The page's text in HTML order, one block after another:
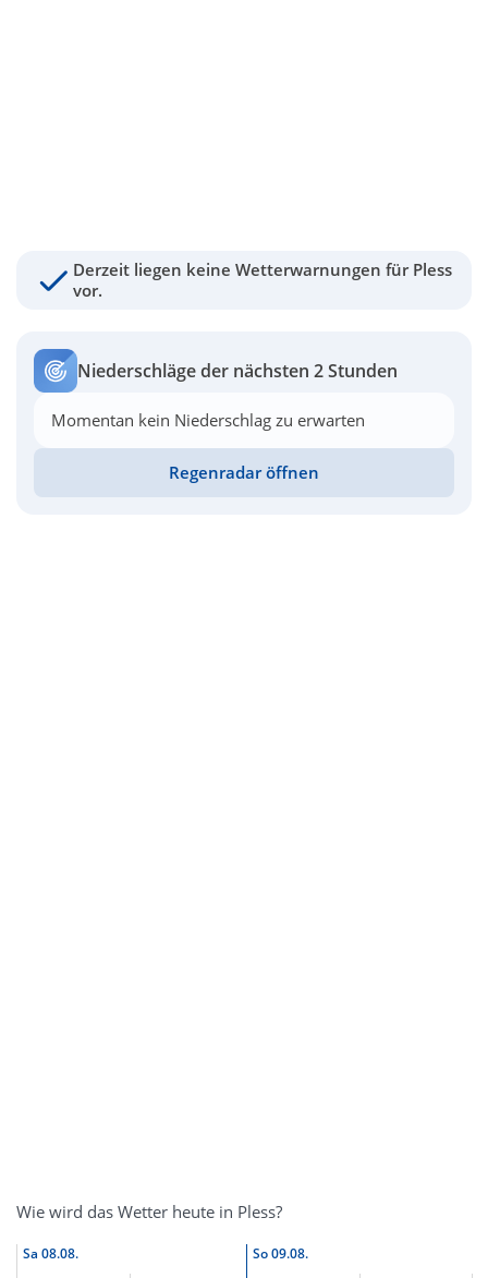
Derzeit liegen keine Wetterwarnungen für Pless
vor.
Niederschläge der nächsten 2 Stunden
Momentan kein Niederschlag zu erwarten
Regenradar öffnen
Wie wird das Wetter heute in Pless?
Sa 08.08. So09.08.